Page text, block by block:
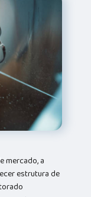
mercado, a
estrutura de